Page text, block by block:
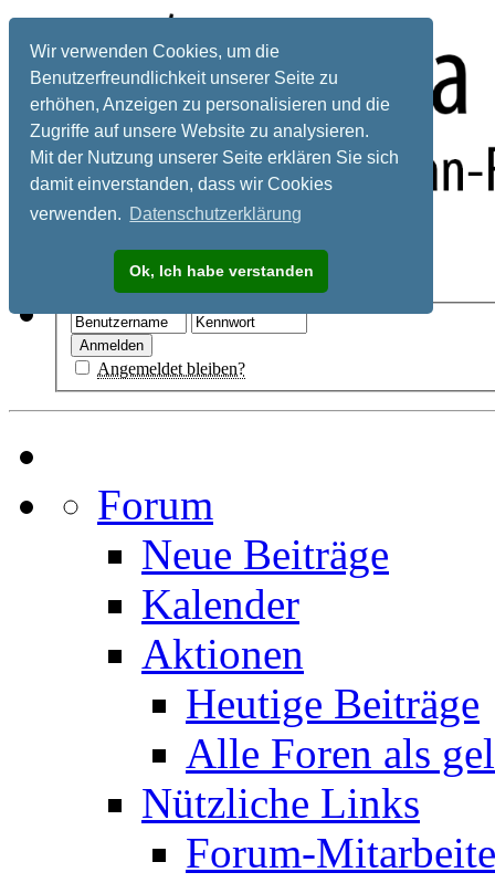
Wir verwenden Cookies, um die
Benutzerfreundlichkeit unserer Seite zu
erhöhen, Anzeigen zu personalisieren und die
Zugriffe auf unsere Website zu analysieren.
Mit der Nutzung unserer Seite erklären Sie sich
damit einverstanden, dass wir Cookies
verwenden. Datenschutzerklärung
Ok, Ich habe verstanden
Registrieren
Angemeldet bleiben?
Forum
Neue Beiträge
Kalender
Aktionen
Heutige Beiträge
Alle Foren als
Nützliche Links
Forum-